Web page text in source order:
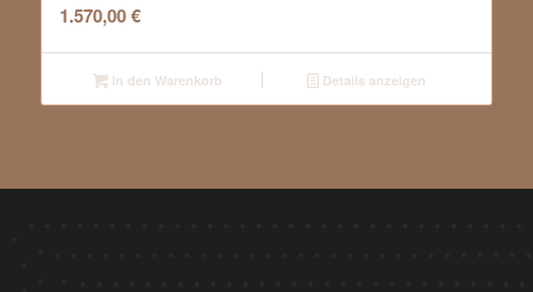
1.570,00€
In den Warenkorb Details anzeigen